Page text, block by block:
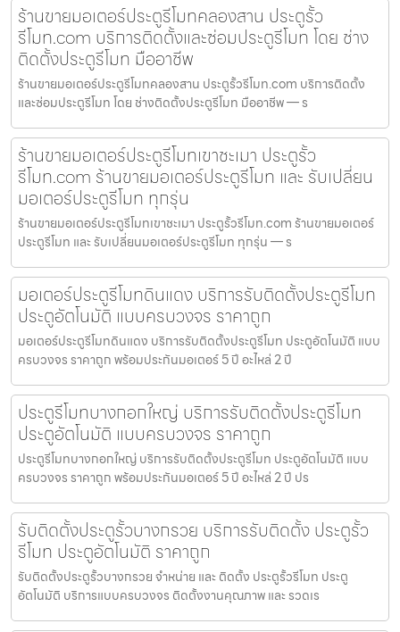
ร้านขายมอเตอร์ประตูรีโมทคลองสาน ประตูรั้ว
รีโมท.com บริการติดตั้งและซ่อมประตูรีโมท โดย ช่าง
ติดตั้งประตูรีโมท มืออาชีพ
ร้านขายมอเตอร์ประตูรีโมทคลองสาน ประตูรั้วรีโมท.com บริการติดตั้ง
และซ่อมประตูรีโมท โดย ช่างติดตั้งประตูรีโมท มืออาชีพ — ร
ร้านขายมอเตอร์ประตูรีโมทเขาชะเมา ประตูรั้ว
รีโมท.com ร้านขายมอเตอร์ประตูรีโมท และ รับเปลี่ยน
มอเตอร์ประตูรีโมท ทุกรุ่น
ร้านขายมอเตอร์ประตูรีโมทเขาชะเมา ประตูรั้วรีโมท.com ร้านขายมอเตอร์
ประตูรีโมท และ รับเปลี่ยนมอเตอร์ประตูรีโมท ทุกรุ่น — ร
มอเตอร์ประตูรีโมทดินแดง บริการรับติดตั้งประตูรีโมท
ประตูอัตโนมัติ แบบครบวงจร ราคาถูก
มอเตอร์ประตูรีโมทดินแดง บริการรับติดตั้งประตูรีโมท ประตูอัตโนมัติ แบบ
ครบวงจร ราคาถูก พร้อมประกันมอเตอร์ 5 ปี อะไหล่ 2 ปี
ประตูรีโมทบางกอกใหญ่ บริการรับติดตั้งประตูรีโมท
ประตูอัตโนมัติ แบบครบวงจร ราคาถูก
ประตูรีโมทบางกอกใหญ่ บริการรับติดตั้งประตูรีโมท ประตูอัตโนมัติ แบบ
ครบวงจร ราคาถูก พร้อมประกันมอเตอร์ 5 ปี อะไหล่ 2 ปี ปร
รับติดตั้งประตูรั้วบางกรวย บริการรับติดตั้ง ประตูรั้ว
รีโมท ประตูอัตโนมัติ ราคาถูก
รับติดตั้งประตูรั้วบางกรวย จำหน่าย และ ติดตั้ง ประตูรั้วรีโมท ประตู
อัตโนมัติ บริการแบบครบวงจร ติดตั้งงานคุณภาพ และ รวดเร